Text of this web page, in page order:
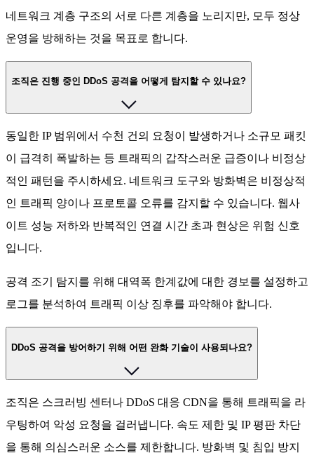
네트워크 계층 구조의 서로 다른 계층을 노리지만, 모두 정상
운영을 방해하는 것을 목표로 합니다.
조직은 진행 중인 DDoS 공격을 어떻게 탐지할 수 있나요?
동일한 IP 범위에서 수천 건의 요청이 발생하거나 소규모 패킷
이 급격히 폭발하는 등 트래픽의 갑작스러운 급증이나 비정상
적인 패턴을 주시하세요. 네트워크 도구와 방화벽은 비정상적
인 트래픽 양이나 프로토콜 오류를 감지할 수 있습니다. 웹사
이트 성능 저하와 반복적인 연결 시간 초과 현상은 위험 신호
입니다.
공격 조기 탐지를 위해 대역폭 한계값에 대한 경보를 설정하고
로그를 분석하여 트래픽 이상 징후를 파악해야 합니다.
DDoS 공격을 방어하기 위해 어떤 완화 기술이 사용되나요?
조직은 스크러빙 센터나 DDoS 대응 CDN을 통해 트래픽을 라
우팅하여 악성 요청을 걸러냅니다. 속도 제한 및 IP 평판 차단
을 통해 의심스러운 소스를 제한합니다. 방화벽 및 침입 방지